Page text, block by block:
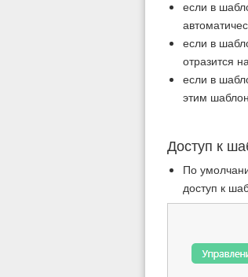
если в
если в
отразится
если в
этим
Доступ к
По
доступ к